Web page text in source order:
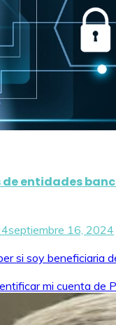
entidades
septiembre 16, 2024
si soy beneficiaria
mi cuenta de